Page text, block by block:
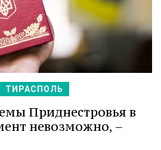
ТИРАСПОЛЬ
Приднестровья в
невозможно, –